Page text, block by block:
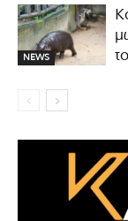
NEWS